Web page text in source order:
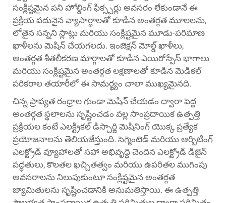
సంక్లిష్టమైన పని హోల్డింగ్ ఫిక్స్చర్లు అవసరం లేకుండానే ఈ
ప్రక్రియ పదునైన వ్యాసార్థాలతో కూడిన అంతర్గత మూలలను,
లోతైన సన్నని స్లాట్లు మరియు సంక్లిష్టమైన మూడు-పరిమాణ
ఖాళీలను మెషిన్ చేయగలదు. ఇంజెక్షన్ మోల్డ్ ఖాళీలు,
అంతర్గత శీతలీకరణ మార్గాలతో కూడిన ఎయిరోస్పేస్ భాగాలు
మరియు సంక్లిష్టమైన అంతర్గత లక్షణాలతో కూడిన మెడికల్
పరికరాల తయారీలో ఈ సామర్థ్యం చాలా ముఖ్యమైనది.
చిన్న ప్రాప్యత రంధ్రాల గుండా మెషిన్ చేయడం ద్వారా పెద్ద
అంతర్గత స్థలాలను సృష్టించడం వల్ల సాంప్రదాయిక ఉత్పత్తి
ప్రక్రియల కంటే ఎలక్ట్రికల్ డిస్చార్జి మెషినింగ్ యొక్క ప్రత్యేక
ప్రయోజనాలను తెలియజేస్తుంది. సెగ్మెంటెడ్ మరియు ఆర్బిటింగ్
ఎలక్ట్రోడ్ వ్యూహాలతో సహా అభివృద్ధి చెందిన ఎలక్ట్రోడ్ డిజైన్
పద్ధతులు, కొలతల ఖచ్చితత్వం మరియు ఉపరితల ముగింపు
అవసరాలను నిలుపుకుంటూ సంక్లిష్టమైన అంతర్గత
జ్యామితులను సృష్టించడానికి అనుమతిస్తాయి. ఈ ఉత్పత్తి